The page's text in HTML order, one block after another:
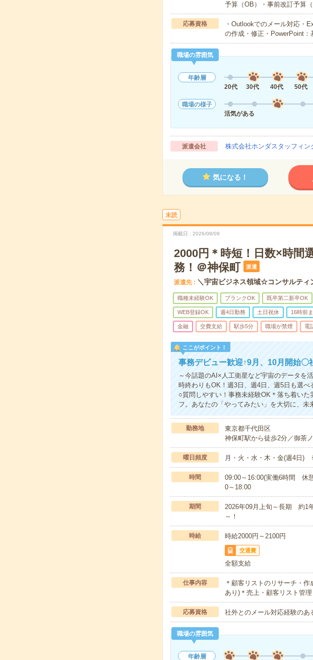
予算（OB）・事前改訂予算
応募資格
・Outlookでのメール対応・
の作成・修正・PowerPoint
職場の雰囲気
年齢層
20代
30代 40代 50代
職場の様子
活気がある
派遣会社 株式会社ホンダスタッフィン
気になる！
未読
掲載日 2026/08/09
2000円＊時短！日数×時間
務！＠神保町
派遣
派遣先 ＼宇宙ビジネス領域☆コンサルティ
職種未経験OK ブランクOK 既卒第二新卒OK
WEB登録OK 週4日勤務 土日祝休 16時前
金融 交費支給 駅歩5分 職場が禁煙 電
ここがポイント！
事務デビュー歓迎↑9月、10月開始〇
～今話題のAI×人工衛星など宇宙のデータを
時終わりもOK！週3日、週4日、週5日も選
○質問しやすい！事務未経験OK＊落ち着い
フ。あなたの「やってみたい」を大切に、未
勤務地
東京都千代田区
神保町駅から徒歩2分／御茶
曜日頻度 月・火・水・木・金(週4日)
時間
09:00～16:00(実働6時間 休
0～18:00
期間
2026年09月上旬～長期 約1
～！
時給 時給2000円～2100円
交通費
全額支給
仕事内容
＊顧客リストのリサーチ・
あり)＊売上・顧客リスト管
応募資格 社外とのメール対応経験の
職場の雰囲気
年齢層